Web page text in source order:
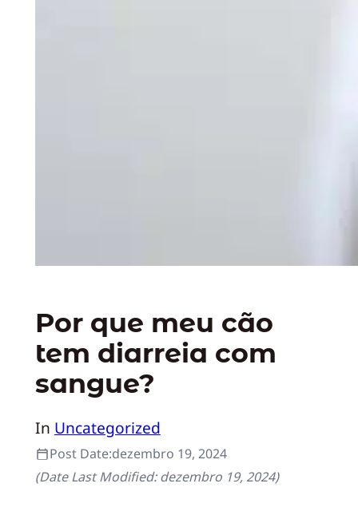
Por que meu cão
tem diarreia com
sangue?
In Uncategorized
Post Date:dezembro 19, 2024
(Date Last Modified:dezembro 19, 2024)